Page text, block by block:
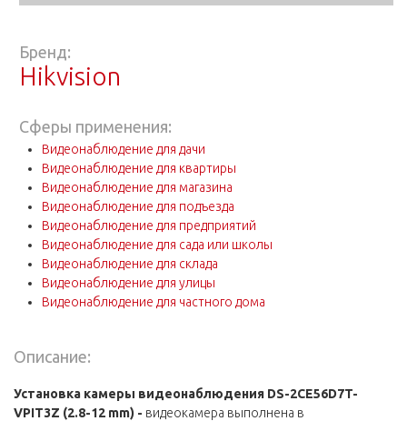
Бренд:
Hikvision
Сферы применения:
Видеонаблюдение для дачи
Видеонаблюдение для квартиры
Видеонаблюдение для магазина
Видеонаблюдение для подъезда
Видеонаблюдение для предприятий
Видеонаблюдение для сада или школы
Видеонаблюдение для склада
Видеонаблюдение для улицы
Видеонаблюдение для частного дома
Описание:
Установка камеры видеонаблюдения DS-2CE56D7T-
VPIT3Z (2.8-12 mm) - видеокамера выполнена в